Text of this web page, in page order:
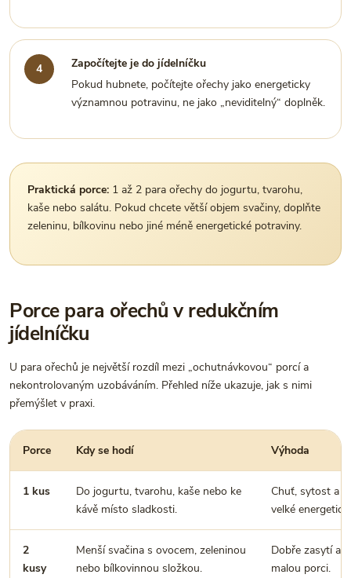
Započítejte je do jídelníčku
Pokud hubnete, počítejte ořechy jako energeticky
významnou potravinu, ne jako „neviditelný“ doplněk.
Praktická porce: 1 až 2 para ořechy do jogurtu, tvarohu,
kaše nebo salátu. Pokud chcete větší objem svačiny, doplňte
zeleninu, bílkovinu nebo jiné méně energetické potraviny.
Porce para ořechů v redukčním
jídelníčku
U para ořechů je největší rozdíl mezi „ochutnávkovou“ porcí a
nekontrolovaným uzobáváním. Přehled níže ukazuje, jak s nimi
přemýšlet v praxi.
Porce Kdy se hodí Výhoda
1 kus
Do jogurtu, tvarohu, kaše nebo ke
kávě místo sladkosti.
Chuť, sytost a
velké
2
kusy
Menší svačina s ovocem, zeleninou
nebo bílkovinnou složkou.
Dobře zasytí a
malou porci.